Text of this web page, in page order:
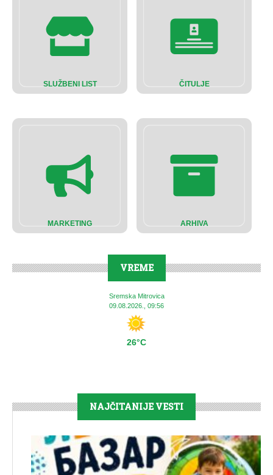
SLUŽBENI LIST ČITULJE
MARKETING ARHIVA
VREME
Sremska Mitrovica
09.08.2026., 09:56
26°C
NAJČITANIJE VESTI